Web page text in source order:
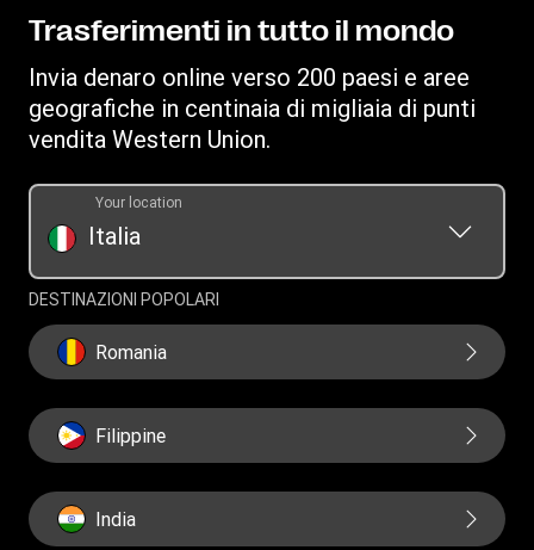
Invia denaro su conto bancario
Swift/BIC
Scopri Forexchange
Ricarica Telefonica
Informativa Sulla Privacy
Resoconto reclami
Documento sulla trasparenza per le transazioni online
agenzie
Trasferimenti in tutto il mondo
Invia denaro online verso 200 paesi e aree
geografiche in centinaia di migliaia di punti
vendita Western Union.
Italia
Your location
DESTINAZIONI POPOLARI
Romania
Filippine
India